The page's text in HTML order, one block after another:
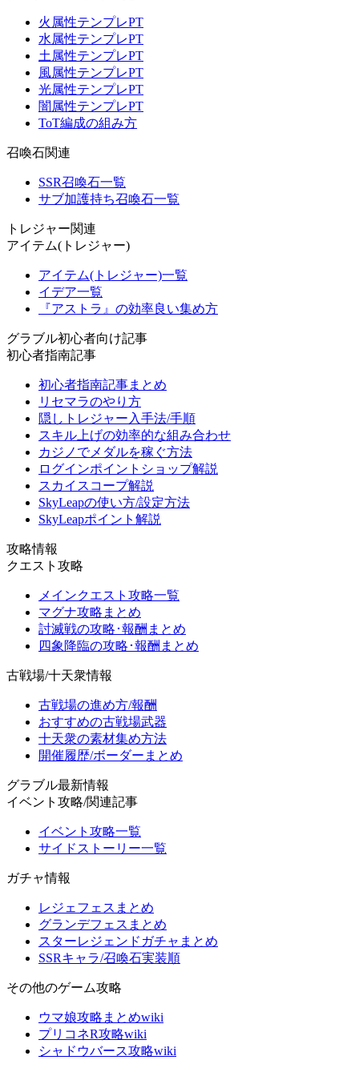
火属性テンプレPT
水属性テンプレPT
土属性テンプレPT
風属性テンプレPT
光属性テンプレPT
闇属性テンプレPT
ToT編成の組み方
召喚石関連
SSR召喚石一覧
サブ加護持ち召喚石一覧
トレジャー関連
アイテム(トレジャー)
アイテム(トレジャー)一覧
イデア一覧
『アストラ』の効率良い集め方
グラブル初心者向け記事
初心者指南記事
初心者指南記事まとめ
リセマラのやり方
隠しトレジャー入手法/手順
スキル上げの効率的な組み合わせ
カジノでメダルを稼ぐ方法
ログインポイントショップ解説
スカイスコープ解説
SkyLeapの使い方/設定方法
SkyLeapポイント解説
攻略情報
クエスト攻略
メインクエスト攻略一覧
マグナ攻略まとめ
討滅戦の攻略･報酬まとめ
四象降臨の攻略･報酬まとめ
古戦場/十天衆情報
古戦場の進め方/報酬
おすすめの古戦場武器
十天衆の素材集め方法
開催履歴/ボーダーまとめ
グラブル最新情報
イベント攻略/関連記事
イベント攻略一覧
サイドストーリー一覧
ガチャ情報
レジェフェスまとめ
グランデフェスまとめ
スターレジェンドガチャまとめ
SSRキャラ/召喚石実装順
その他のゲーム攻略
ウマ娘攻略まとめwiki
プリコネR攻略wiki
シャドウバース攻略wiki